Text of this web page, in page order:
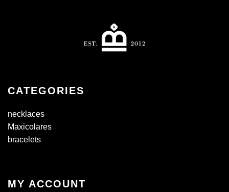
CATEGORIES
necklaces
Maxicolares
bracelets
MY ACCOUNT